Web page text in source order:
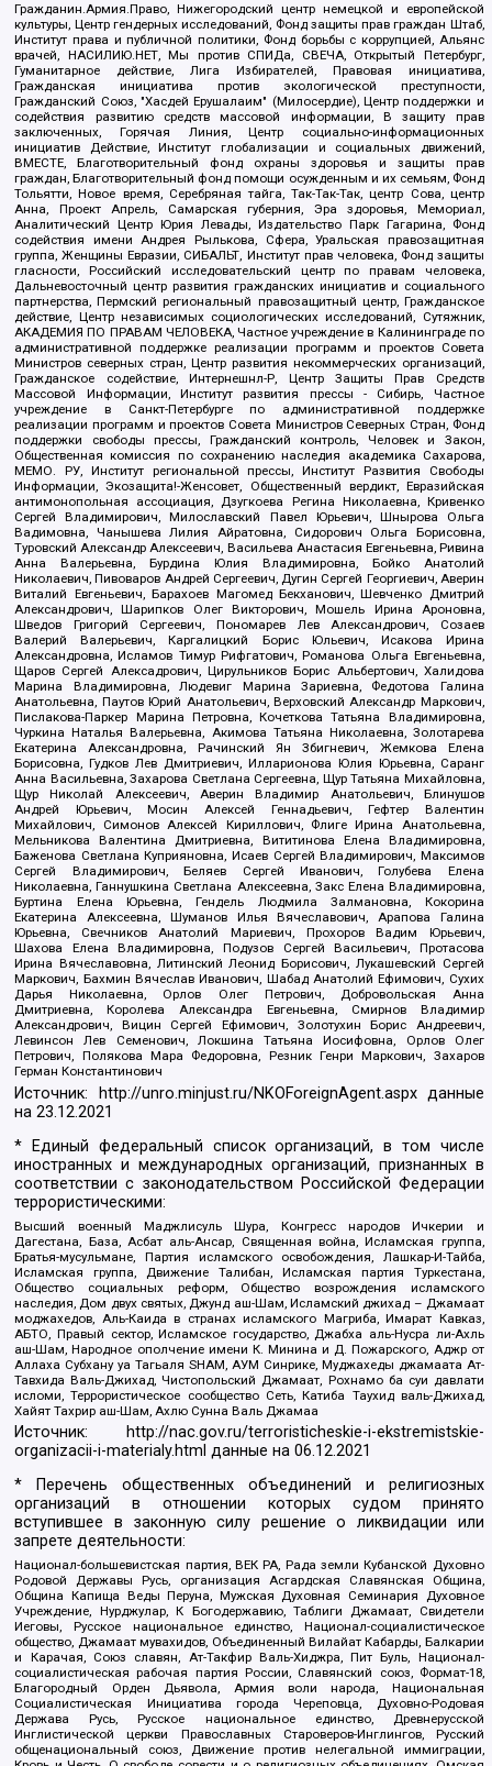
Гражданин.Армия.Право, Нижегородский центр немецкой и европейской
культуры, Центр гендерных исследований, Фонд защиты прав граждан Штаб,
Институт права и публичной политики, Фонд борьбы с коррупцией, Альянс
врачей, НАСИЛИЮ.НЕТ, Мы против СПИДа, СВЕЧА, Открытый Петербург,
Гуманитарное действие, Лига Избирателей, Правовая инициатива,
Гражданская инициатива против экологической преступности,
Гражданский Союз, "Хасдей Ерушалаим" (Милосердие), Центр поддержки и
содействия развитию средств массовой информации, В защиту прав
заключенных, Горячая Линия, Центр социально-информационных
инициатив Действие, Институт глобализации и социальных движений,
ВМЕСТЕ, Благотворительный фонд охраны здоровья и защиты прав
граждан, Благотворительный фонд помощи осужденным и их семьям, Фонд
Тольятти, Новое время, Серебряная тайга, Так-Так-Так, центр Сова, центр
Анна, Проект Апрель, Самарская губерния, Эра здоровья, Мемориал,
Аналитический Центр Юрия Левады, Издательство Парк Гагарина, Фонд
содействия имени Андрея Рылькова, Сфера, Уральская правозащитная
группа, Женщины Евразии, СИБАЛЬТ, Институт прав человека, Фонд защиты
гласности, Российский исследовательский центр по правам человека,
Дальневосточный центр развития гражданских инициатив и социального
партнерства, Пермский региональный правозащитный центр, Гражданское
действие, Центр независимых социологических исследований, Сутяжник,
АКАДЕМИЯ ПО ПРАВАМ ЧЕЛОВЕКА, Частное учреждение в Калининграде по
административной поддержке реализации программ и проектов Совета
Министров северных стран, Центр развития некоммерческих организаций,
Гражданское содействие, Интернешнл-Р, Центр Защиты Прав Средств
Массовой Информации, Институт развития прессы - Сибирь, Частное
учреждение в Санкт-Петербурге по административной поддержке
реализации программ и проектов Совета Министров Северных Стран, Фонд
поддержки свободы прессы, Гражданский контроль, Человек и Закон,
Общественная комиссия по сохранению наследия академика Сахарова,
МЕМО. РУ, Институт региональной прессы, Институт Развития Свободы
Информации, Экозащита!-Женсовет, Общественный вердикт, Евразийская
антимонопольная ассоциация, Дзугкоева Регина Николаевна, Кривенко
Сергей Владимирович, Милославский Павел Юрьевич, Шнырова Ольга
Вадимовна, Чанышева Лилия Айратовна, Сидорович Ольга Борисовна,
Туровский Александр Алексеевич, Васильева Анастасия Евгеньевна, Ривина
Анна Валерьевна, Бурдина Юлия Владимировна, Бойко Анатолий
Николаевич, Пивоваров Андрей Сергеевич, Дугин Сергей Георгиевич, Аверин
Виталий Евгеньевич, Барахоев Магомед Бекханович, Шевченко Дмитрий
Александрович, Шарипков Олег Викторович, Мошель Ирина Ароновна,
Шведов Григорий Сергеевич, Пономарев Лев Александрович, Созаев
Валерий Валерьевич, Каргалицкий Борис Юльевич, Исакова Ирина
Александровна, Исламов Тимур Рифгатович, Романова Ольга Евгеньевна,
Щаров Сергей Алексадрович, Цирульников Борис Альбертович, Халидова
Марина Владимировна, Людевиг Марина Зариевна, Федотова Галина
Анатольевна, Паутов Юрий Анатольевич, Верховский Александр Маркович,
Пислакова-Паркер Марина Петровна, Кочеткова Татьяна Владимировна,
Чуркина Наталья Валерьевна, Акимова Татьяна Николаевна, Золотарева
Екатерина Александровна, Рачинский Ян Збигневич, Жемкова Елена
Борисовна, Гудков Лев Дмитриевич, Илларионова Юлия Юрьевна, Саранг
Анна Васильевна, Захарова Светлана Сергеевна, Щур Татьяна Михайловна,
Щур Николай Алексеевич, Аверин Владимир Анатольевич, Блинушов
Андрей Юрьевич, Мосин Алексей Геннадьевич, Гефтер Валентин
Михайлович, Симонов Алексей Кириллович, Флиге Ирина Анатольевна,
Мельникова Валентина Дмитриевна, Вититинова Елена Владимировна,
Баженова Светлана Куприяновна, Исаев Сергей Владимирович, Максимов
Сергей Владимирович, Беляев Сергей Иванович, Голубева Елена
Николаевна, Ганнушкина Светлана Алексеевна, Закс Елена Владимировна,
Буртина Елена Юрьевна, Гендель Людмила Залмановна, Кокорина
Екатерина Алексеевна, Шуманов Илья Вячеславович, Арапова Галина
Юрьевна, Свечников Анатолий Мариевич, Прохоров Вадим Юрьевич,
Шахова Елена Владимировна, Подузов Сергей Васильевич, Протасова
Ирина Вячеславовна, Литинский Леонид Борисович, Лукашевский Сергей
Маркович, Бахмин Вячеслав Иванович, Шабад Анатолий Ефимович, Сухих
Дарья Николаевна, Орлов Олег Петрович, Добровольская Анна
Дмитриевна, Королева Александра Евгеньевна, Смирнов Владимир
Александрович, Вицин Сергей Ефимович, Золотухин Борис Андреевич,
Левинсон Лев Семенович, Локшина Татьяна Иосифовна, Орлов Олег
Петрович, Полякова Мара Федоровна, Резник Генри Маркович, Захаров
Герман Константинович
Источник: http://unro.minjust.ru/NKOForeignAgent.aspxданные
на23.12.2021
* Единый федеральный список организаций, в том числе
иностранных и международных организаций, признанных в
соответствии с законодательством Российской Федерации
террористическими:
Высший военный Маджлисуль Шура, Конгресс народов Ичкерии и
Дагестана, База, Асбат аль-Ансар, Священная война, Исламская группа,
Братья-мусульмане, Партия исламского освобождения, Лашкар-И-Тайба,
Исламская группа, Движение Талибан, Исламская партия Туркестана,
Общество социальных реформ, Общество возрождения исламского
наследия, Дом двух святых, Джунд аш-Шам, Исламский джихад – Джамаат
моджахедов, Аль-Каида в странах исламского Магриба, Имарат Кавказ,
АБТО, Правый сектор, Исламское государство, Джабха аль-Нусра ли-Ахль
аш-Шам, Народное ополчение имени К. Минина и Д. Пожарского, Аджр от
Аллаха Субхану уа Тагьаля SHAM, АУМ Синрике, Муджахеды джамаата Ат-
Тавхида Валь-Джихад, Чистопольский Джамаат, Рохнамо ба суи давлати
исломи, Террористическое сообщество Сеть, Катиба Таухид валь-Джихад,
Хайят Тахрир аш-Шам, Ахлю Сунна Валь Джамаа
Источник:
http://nac.gov.ru/terroristicheskie-i-ekstremistskie-
organizacii-i-materialy.html данные на06.12.2021
* Перечень общественных объединений и религиозных
организаций в отношении которых судом принято
вступившее в законную силу решение о ликвидации или
запрете деятельности:
Национал-большевистская партия, ВЕК РА, Рада земли Кубанской Духовно
Родовой Державы Русь, организация Асгардская Славянская Община,
Община Капища Веды Перуна, Мужская Духовная Семинария Духовное
Учреждение, Нурджулар, К Богодержавию, Таблиги Джамаат, Свидетели
Иеговы, Русское национальное единство, Национал-социалистическое
общество, Джамаат мувахидов, Объединенный Вилайат Кабарды, Балкарии
и Карачая, Союз славян, Ат-Такфир Валь-Хиджра, Пит Буль, Национал-
социалистическая рабочая партия России, Славянский союз, Формат-18,
Благородный Орден Дьявола, Армия воли народа, Национальная
Социалистическая Инициатива города Череповца, Духовно-Родовая
Держава Русь, Русское национальное единство, Древнерусской
Инглистической церкви Православных Староверов-Инглингов, Русский
общенациональный союз, Движение против нелегальной иммиграции,